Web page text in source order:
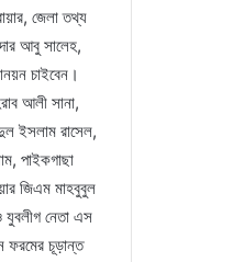
জেলা তথ্য
আবু সালেহ,
চাইবেন।
আলী সানা,
ইসলাম রাসেল,
পাইকগাছা
জিএম মাহবুবুল
নেতা এস
ফরমের চূড়ান্ত